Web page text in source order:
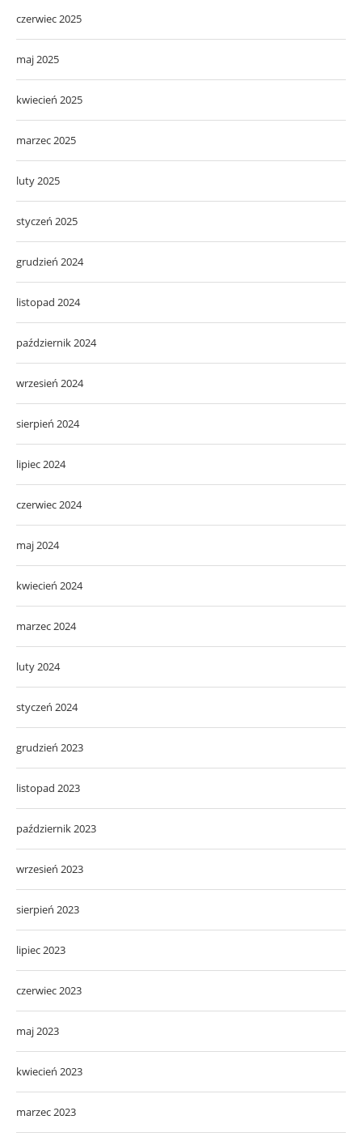
czerwiec 2025
maj 2025
kwiecień 2025
marzec 2025
luty 2025
styczeń 2025
grudzień 2024
listopad 2024
październik 2024
wrzesień 2024
sierpień 2024
lipiec 2024
czerwiec 2024
maj 2024
kwiecień 2024
marzec 2024
luty 2024
styczeń 2024
grudzień 2023
listopad 2023
październik 2023
wrzesień 2023
sierpień 2023
lipiec 2023
czerwiec 2023
maj 2023
kwiecień 2023
marzec 2023